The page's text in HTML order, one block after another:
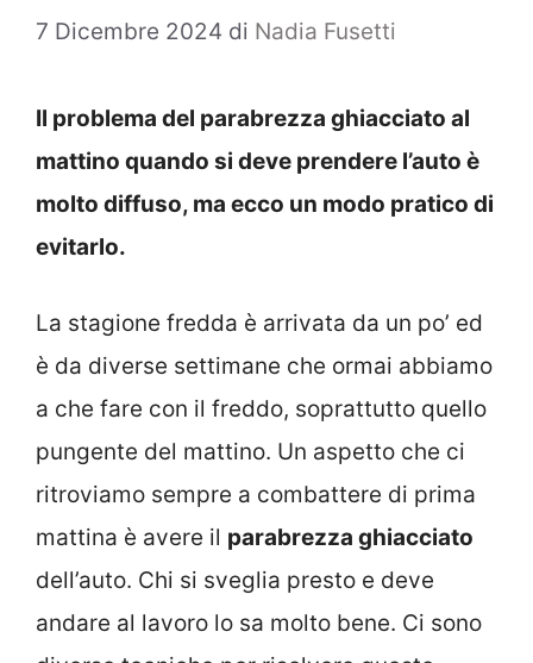
7 Dicembre 2024 di Nadia Fusetti
Il problema del parabrezza ghiacciato al
mattino quando si deve prendere l’auto è
molto diffuso, ma ecco un modo pratico di
evitarlo.
La stagione fredda è arrivata da un po’ ed
è da diverse settimane che ormai abbiamo
a che fare con il freddo, soprattutto quello
pungente del mattino. Un aspetto che ci
ritroviamo sempre a combattere di prima
mattina è avere il parabrezza ghiacciato
dell’auto. Chi si sveglia presto e deve
andare al lavoro lo sa molto bene. Ci sono